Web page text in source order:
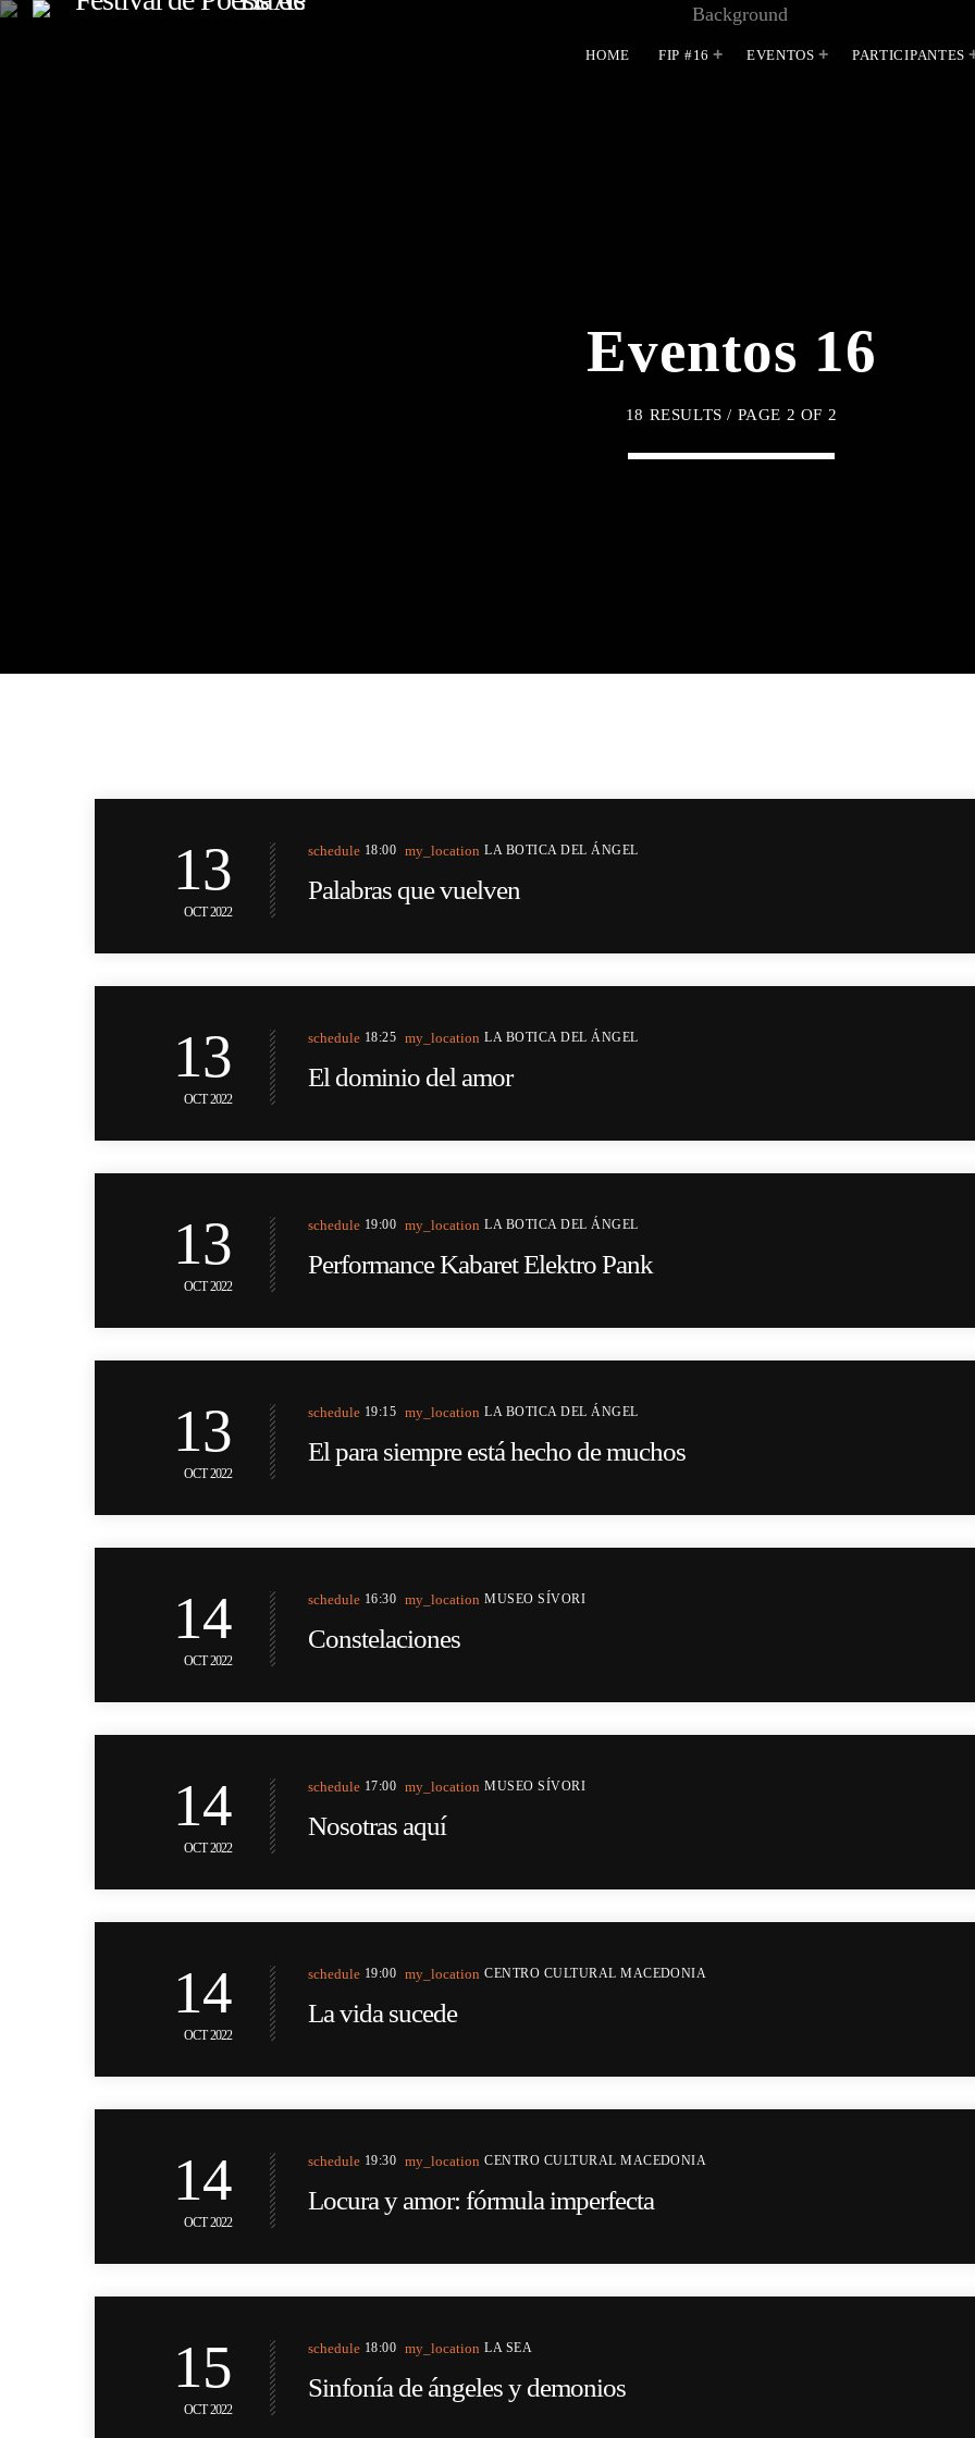
HOME FIP #16 EVENTOS PARTICIPANTES
Eventos 16
18 RESULTS / PAGE 2 OF 2
13
OCT 2022
schedule 18:00 my_location LA BOTICA DEL ÁNGEL
Palabras que vuelven
13
OCT 2022
schedule 18:25 my_location LA BOTICA DEL ÁNGEL
El dominio del amor
13
OCT 2022
schedule 19:00 my_location LA BOTICA DEL ÁNGEL
Performance Kabaret Elektro Pank
13
OCT 2022
schedule 19:15 my_location LA BOTICA DEL ÁNGEL
El para siempre está hecho de muchos
14
OCT 2022
schedule 16:30 my_location MUSEO SÍVORI
Constelaciones
14
OCT 2022
schedule 17:00 my_location MUSEO SÍVORI
Nosotras aquí
14
OCT 2022
schedule 19:00 my_location CENTRO CULTURAL MACEDONIA
La vida sucede
14
OCT 2022
schedule 19:30 my_location CENTRO CULTURAL MACEDONIA
Locura y amor: fórmula imperfecta
15
OCT 2022
schedule 18:00 my_location LA SEA
Sinfonía de ángeles y demonios